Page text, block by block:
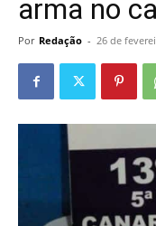
arma no
Por Redação - 26 de